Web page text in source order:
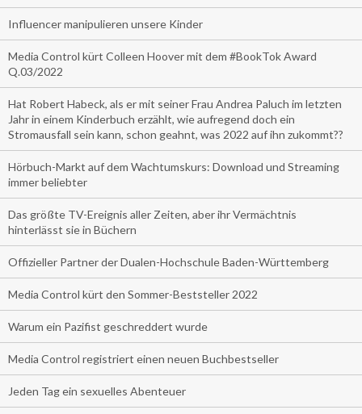
Influencer manipulieren unsere Kinder
Media Control kürt Colleen Hoover mit dem #BookTok Award
Q.03/2022
Hat Robert Habeck, als er mit seiner Frau Andrea Paluch im letzten
Jahr in einem Kinderbuch erzählt, wie aufregend doch ein
Stromausfall sein kann, schon geahnt, was 2022 auf ihn zukommt??
Hörbuch-Markt auf dem Wachtumskurs: Download und Streaming
immer beliebter
Das größte TV-Ereignis aller Zeiten, aber ihr Vermächtnis
hinterlässt sie in Büchern
Offizieller Partner der Dualen-Hochschule Baden-Württemberg
Media Control kürt den Sommer-Beststeller 2022
Warum ein Pazifist geschreddert wurde
Media Control registriert einen neuen Buchbestseller
Jeden Tag ein sexuelles Abenteuer